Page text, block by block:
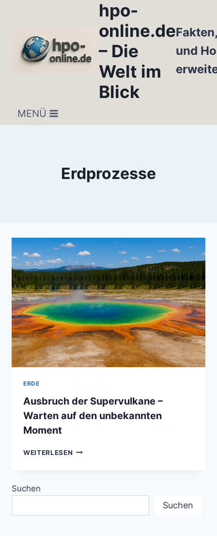
hpo-
online.de
– Die
Welt im
Blick
und
MENÜ
Erdprozesse
ERDE
Ausbruch der Supervulkane –
Warten auf den unbekannten
Moment
WEITERLESEN AUSBRUCH
Suchen
Suchen